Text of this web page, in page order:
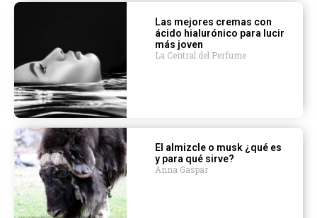
Las mejores cremas con
ácido hialurónico para lucir
más joven
La Central del Perfume
El almizcle o musk ¿qué es
y para qué sirve?
Anna Gaspar